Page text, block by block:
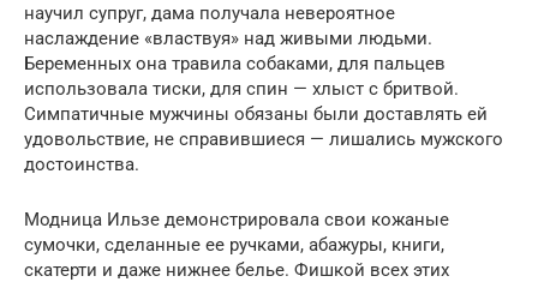
научил супруг, дама получала невероятное
наслаждение «властвуя» над живыми людьми.
Беременных она травила собаками, для пальцев
использовала тиски, для спин — хлыст с бритвой.
Симпатичные мужчины обязаны были доставлять ей
удовольствие, не справившиеся — лишались мужского
достоинства.
Модница Ильзе демонстрировала свои кожаные
сумочки, сделанные ее ручками, абажуры, книги,
скатерти и даже нижнее белье. Фишкой всех этих